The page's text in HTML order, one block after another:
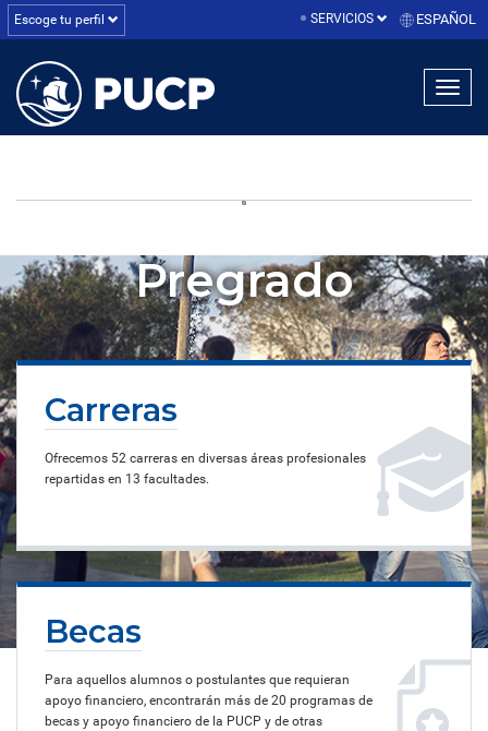
Escoge tu perfil SERVICIOS ESPAÑOL
Pregrado
Carreras
Ofrecemos 52 carreras en diversas áreas profesionales
repartidas en 13 facultades.
Becas
Para aquellos alumnos o postulantes que requieran
apoyo financiero, encontrarán más de 20 programas de
becas y apoyo financiero de la PUCP y de otras